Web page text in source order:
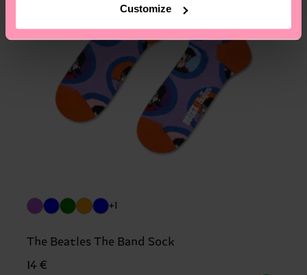
Customize
+1
The Beatles The Band Sock
14 €